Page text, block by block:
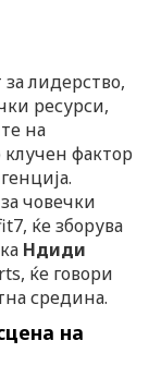
лидерство,
ресурси,
на
фактор
човечки
ќе зборува
Ндиди
ќе говори
средина.
на